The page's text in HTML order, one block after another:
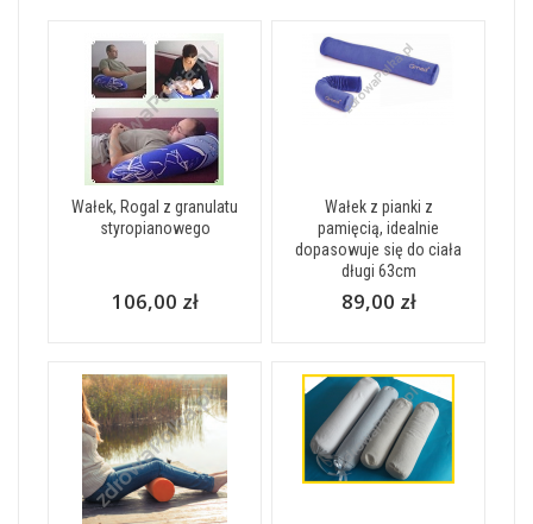
Wałek, Rogal z granulatu
styropianowego
106,00 zł
Wałek z pianki z
pamięcią, idealnie
dopasowuje się do ciała
długi 63cm
89,00 zł